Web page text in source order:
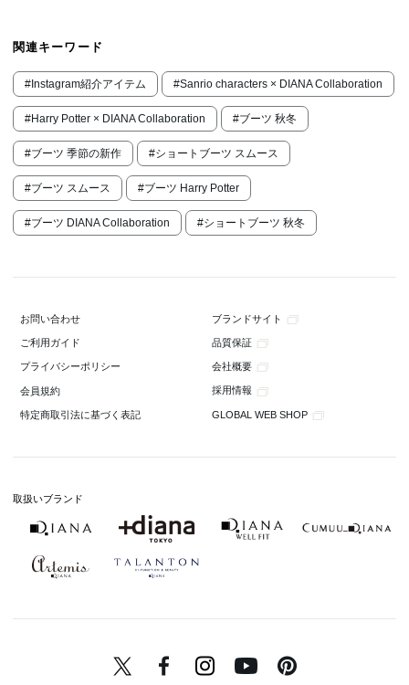
関連キーワード
#Instagram紹介アイテム #Sanrio characters × DIANA Collaboration
#Harry Potter × DIANA Collaboration #ブーツ 秋冬
#ブーツ 季節の新作 #ショートブーツ スムース
#ブーツ スムース #ブーツ Harry Potter
#ブーツ DIANA Collaboration #ショートブーツ 秋冬
お問い合わせ ブランドサイト
ご利用ガイド 品質保証
プライバシーポリシー 会社概要
会員規約 採用情報
特定商取引法に基づく表記 GLOBAL WEB SHOP
取扱いブランド